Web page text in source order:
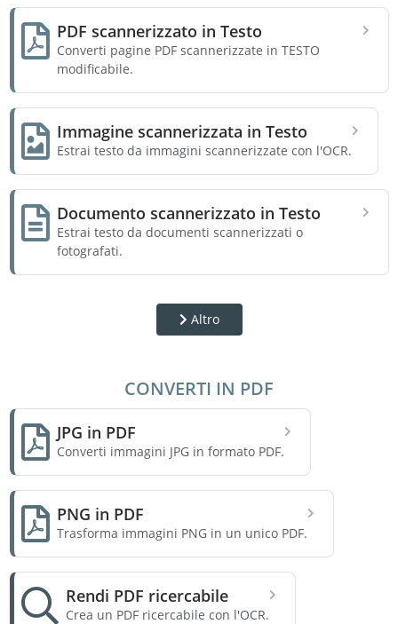
PDF scannerizzato in Testo
Converti pagine PDF scannerizzate in TESTO
modificabile.
Immagine scannerizzata in Testo
Estrai testo da immagini scannerizzate con l'OCR.
Documento scannerizzato in Testo
Estrai testo da documenti scannerizzati o
fotografati.
Altro
CONVERTI IN PDF
JPG in PDF
Converti immagini JPG in formato PDF.
PNG in PDF
Trasforma immagini PNG in un unico PDF.
Rendi PDF ricercabile
Crea un PDF ricercabile con l'OCR.